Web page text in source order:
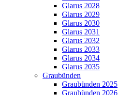
Glarus 2028
Glarus 2029
Glarus 2030
Glarus 2031
Glarus 2032
Glarus 2033
Glarus 2034
Glarus 2035
Graubünden
Graubünden 2025
Graubünden 2026